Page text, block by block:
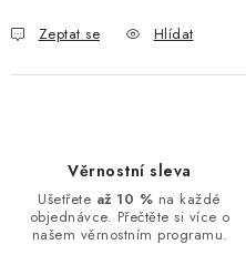
Zeptat se Hlídat
Věrnostní sleva
Ušetřete až 10 % na každé
objednávce. Přečtěte si více o
našem věrnostním programu.